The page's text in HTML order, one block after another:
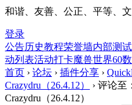
和谐、友善、公正、平等、
登录
公告历史教程荣誉墙内部测
动列表活动打卡魔兽世界60
首页 › 论坛 › 插件分享 ›
Crazydru（26.4.12）
› 评论至
Crazydru（26.4.12）